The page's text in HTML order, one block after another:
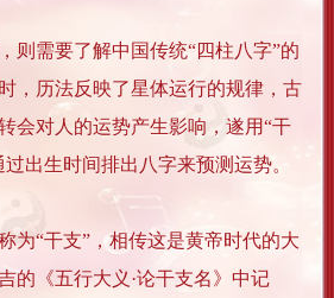
需要了解中国传统“四柱八字”的
，历法反映了星体运行的规律，古
会对人的运势产生影响，遂用“干
出生时间排出八字来预测运势。
“干支”，相传这是黄帝时代的大
的《五行大义·论干支名》中记